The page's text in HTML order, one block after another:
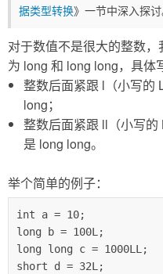
据类型转换》一节中深入探讨
对于数值不是很大的整数
为 long 和 long long，具体
整数后面紧跟 l（小写的
long；
整数后面紧跟 ll（小写
是 long long。
举个简单的例子：
int a = 10;
long b = 100L;
long long c = 1000LL;
short d = 32L;